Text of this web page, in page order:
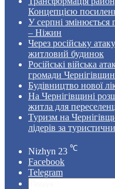
Концепцією
У серпні змінюється
– Ніжин
Через російську
житловий будинок
Російські війська
громади
Будівництво нової
На Чернігівщині
житла для
Туризм на
лідерів за
Nizhyn 23 ℃
Facebook
Telegram